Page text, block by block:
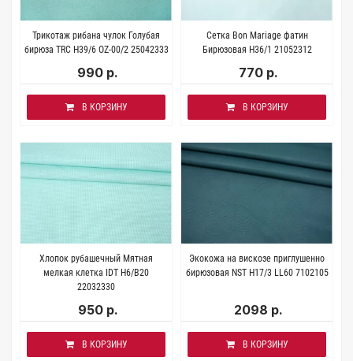
Трикотаж рибана чулок Голубая
бирюза TRC H39/6 OZ-00/2 25042333
990 р.
В КОРЗИНУ
Сетка Bon Mariage фатин
Бирюзовая H36/1 21052312
770 р.
В КОРЗИНУ
Хлопок рубашечный Мятная
мелкая клетка IDT H6/B20
22032330
950 р.
В КОРЗИНУ
Экокожа на вискозе приглушенно
бирюзовая NST H17/3 LL60 7102105
2098 р.
В КОРЗИНУ